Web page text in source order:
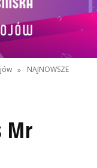
»
NAJNOWSZE
Mr